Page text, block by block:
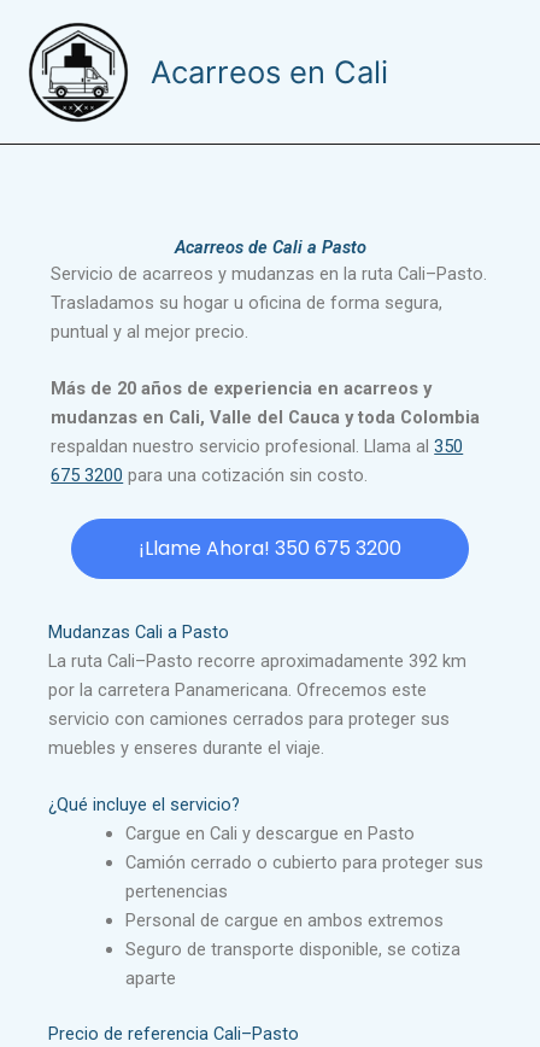
contenido
Acarreos en Cali
Acarreos de Cali a Pasto
Servicio de acarreos y mudanzas en la ruta Cali–Pasto.
Trasladamos su hogar u oficina de forma segura,
puntual y al mejor precio.
Más de 20 años de experiencia en acarreos y
mudanzas en Cali, Valle del Cauca y toda Colombia
respaldan nuestro servicio profesional. Llama al350
675 3200 para una cotización sin costo.
¡Llame Ahora! 350 675 3200
Mudanzas Cali a Pasto
La ruta Cali–Pasto recorre aproximadamente 392 km
por la carretera Panamericana. Ofrecemos este
servicio con camiones cerrados para proteger sus
muebles y enseres durante el viaje.
¿Qué incluye el servicio?
Cargue en Cali y descargue en Pasto
Camión cerrado o cubierto para proteger sus
pertenencias
Personal de cargue en ambos extremos
Seguro de transporte disponible, se cotiza
aparte
Precio de referencia Cali–Pasto